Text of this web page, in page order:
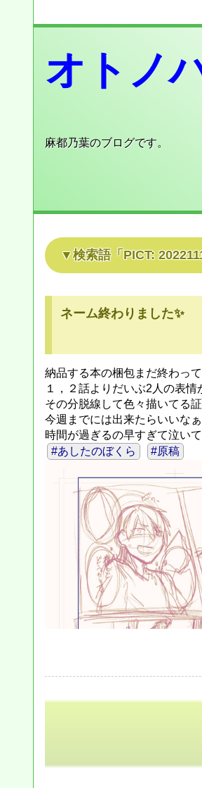
オトノ
麻都乃葉のブログです。
検索語「PICT:
ネーム終わりました✨
納品する本の梱包まだ終わっ
１，２話よりだいぶ2人の表
その分脱線して色々描いてる
今週までには出来たらいいな
時間が過ぎるの早すぎて泣いて
#あしたのぼくら
#原稿